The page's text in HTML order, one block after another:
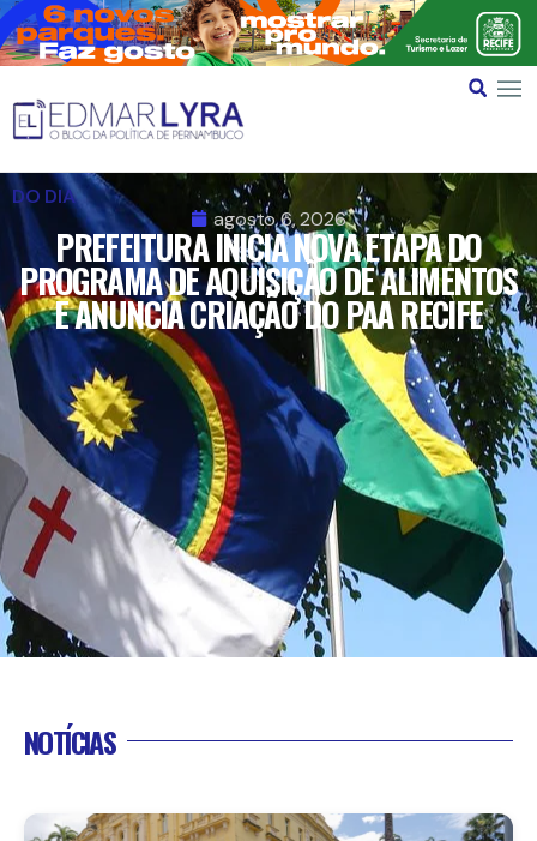
DO DIA
agosto 6, 2026
PREFEITURA INICIA NOVA ETAPA DO
PROGRAMA DE AQUISIÇÃO DE ALIMENTOS
E ANUNCIA CRIAÇÃO DO PAA RECIFE
NOTÍCIAS